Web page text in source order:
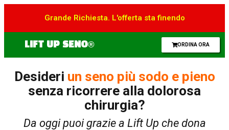
Grande Richiesta. L'offerta sta finendo
LIFT UP SENO® ORDINA ORA
Desideri un seno più sodo e pieno
senza ricorrere alla dolorosa
chirurgia?
Da oggi puoi grazie a Lift Up che dona